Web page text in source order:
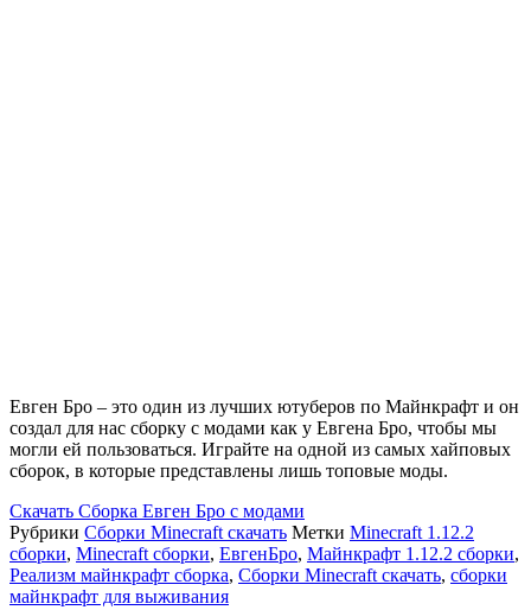
Евген Бро – это один из лучших ютуберов по Майнкрафт и он
создал для нас сборку с модами как у Евгена Бро, чтобы мы
могли ей пользоваться. Играйте на одной из самых хайповых
сборок, в которые представлены лишь топовые моды.
Скачать Сборка Евген Бро с модами
Рубрики Сборки Minecraft скачать Метки Minecraft 1.12.2
сборки, Minecraft сборки, ЕвгенБро, Майнкрафт 1.12.2 сборки,
Реализм майнкрафт сборка, Сборки Minecraft скачать, сборки
майнкрафт для выживания